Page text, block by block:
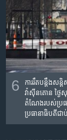
6
ការរឹតបន្តឹងសន្
វ៉ាស៊ីនតោន ថ្ង
តំណែងរបស់ប្រធ
ប្រធានាធិបតីជា